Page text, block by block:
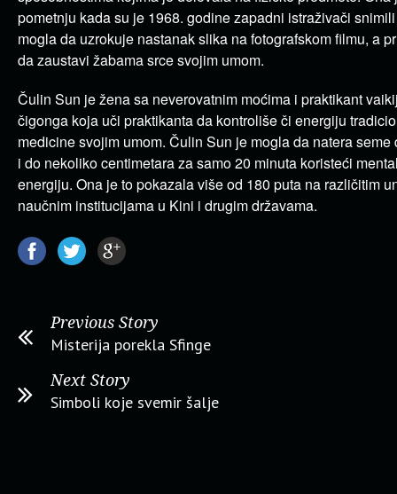
pometnju kada su je 1968. godine zapadni istraživači
mogla da uzrokuje nastanak slika na fotografskom filmu, a
da zaustavi žabama srce svojim umom.
Čulin Sun je žena sa neverovatnim moćima i praktikant
čigonga koja uči praktikanta da kontroliše či energiju
medicine svojim umom. Čulin Sun je mogla da natera
i do nekoliko centimetara za samo 20 minuta koristeći
energiju. Ona je to pokazala više od 180 puta na različitim
naučnim institucijama u Kini i drugim državama.
Previous Story
Misterija porekla Sfinge
Next Story
Simboli koje svemir šalje